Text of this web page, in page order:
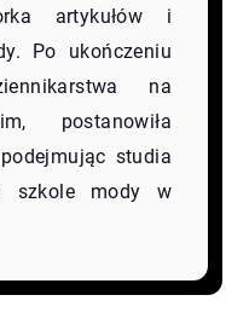
artykułów i
Po ukończeniu
na
postanowiła
studia
szkole mody w